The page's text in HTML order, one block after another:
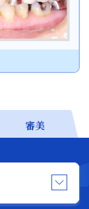
岡
13:30 /
古屋
13:30 /
審美